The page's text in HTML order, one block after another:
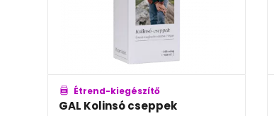
Étrend-kiegészítő
GAL Kolinsó cseppek